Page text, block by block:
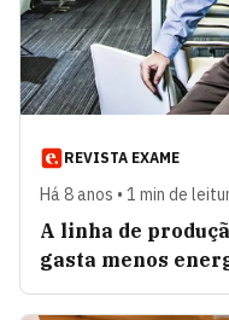
REVISTA EXAME
Há 8 anos • 1 min de
A linha de
gasta menos